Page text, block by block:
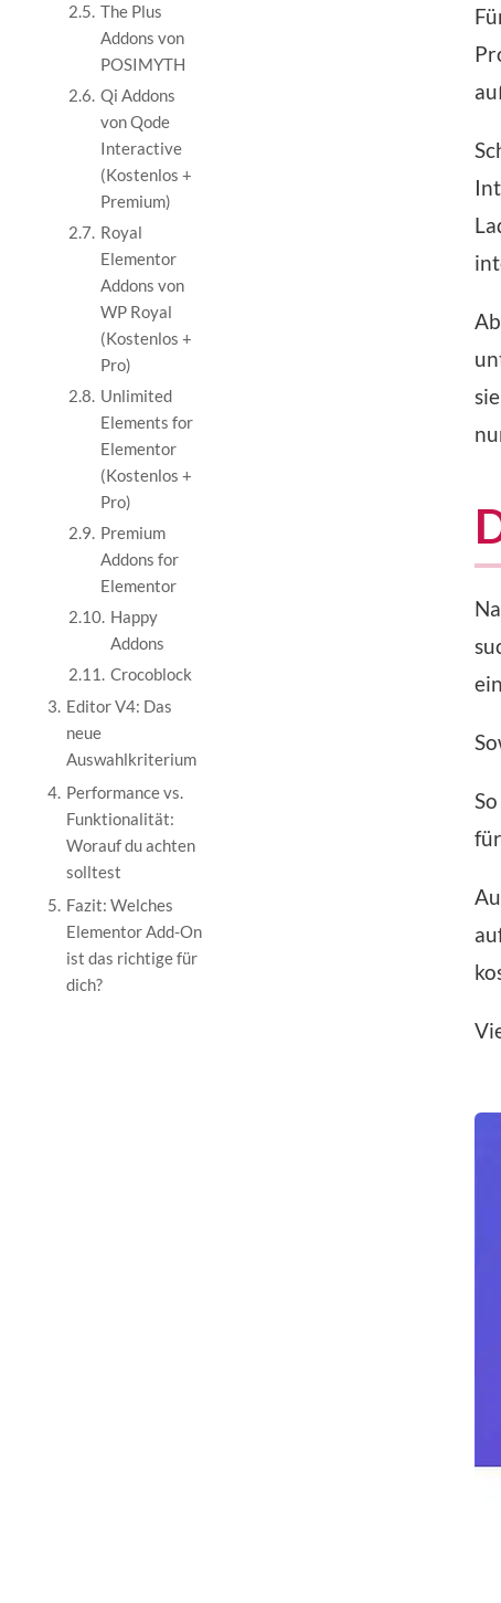
2.5. The Plus
Addons von
POSIMYTH
2.6. Qi Addons
von Qode
Interactive
(Kostenlos +
Premium)
2.7. Royal
Elementor
Addons von
WP Royal
(Kostenlos +
Pro)
2.8. Unlimited
Elements for
Elementor
(Kostenlos +
Pro)
2.9. Premium
Addons for
Elementor
2.10. Happy
Addons
2.11. Crocoblock
3. Editor V4: Das
neue
Auswahlkriterium
4. Performance vs.
Funktionalität:
Worauf du achten
solltest
5. Fazit: Welches
Elementor Add-On
ist das richtige für
dich?